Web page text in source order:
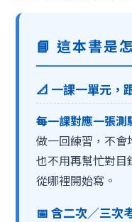
📘 這本書是
📐 一課一單元，
每一課對應一張測
做一回練習，不會
也不用再幫忙對目
從哪裡開始寫。
📅 含二次／三次